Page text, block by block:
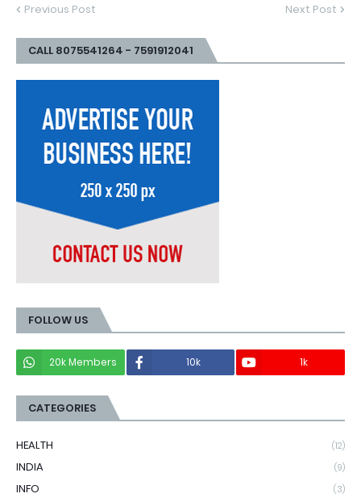
Previous Post Next Post
CALL 8075541264 - 7591912041
FOLLOW US
20k Members 10k 1k
CATEGORIES
HEALTH (12)
INDIA (9)
INFO (3)